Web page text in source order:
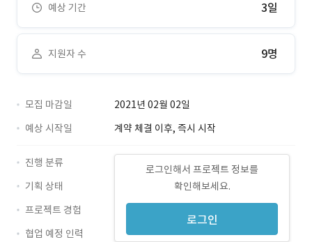
예상 기간 3일
지원자 수 9명
모집 마감일
2021년 02월 02일
예상 시작일
계약 체결 이후, 즉시 시작
로그인해서 프로젝트 정보를
확인해보세요.
로그인
진행 분류
기획 상태
프로젝트 경험
협업 예정 인력